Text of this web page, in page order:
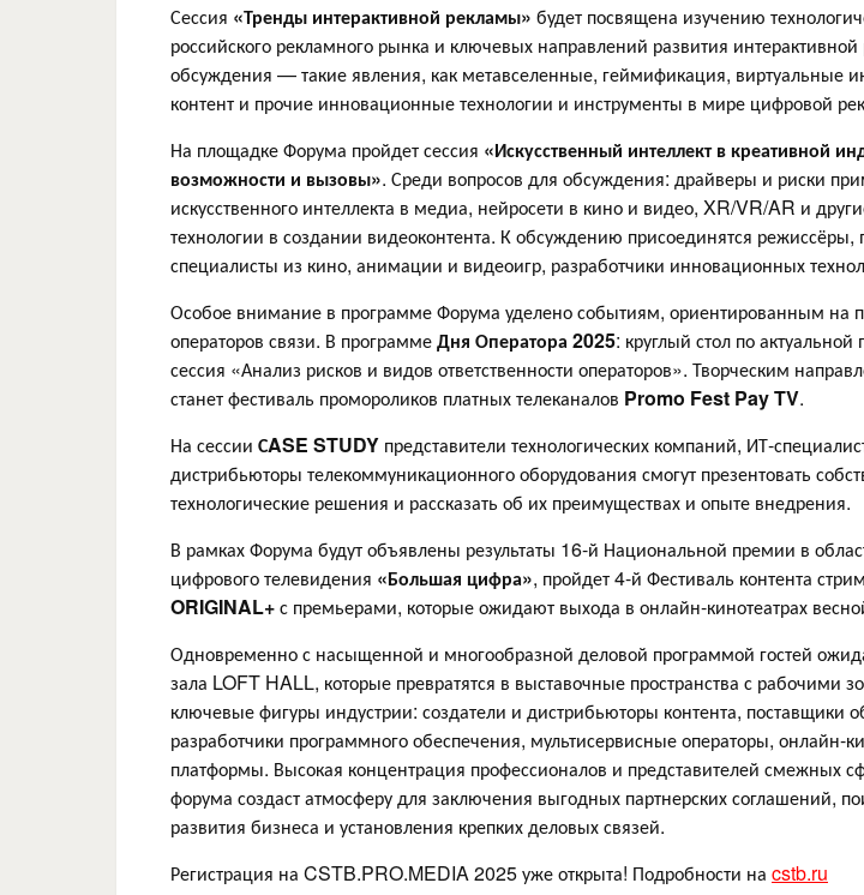
Сессия «Тренды интерактивной рекламы» будет посвящена изучению
российского рекламного рынка и ключевых направлений развития
обсуждения — такие явления, как метавселенные, геймификация, виртуальные
контент и прочие инновационные технологии и инструменты в мире цифровой
На площадке Форума пройдет сессия «Искусственный интеллект в креативной
возможности и вызовы». Среди вопросов для обсуждения: драйверы и риски
искусственного интеллекта в медиа, нейросети в кино и видео, XR/VR/AR и
технологии в создании видеоконтента. К обсуждению присоединятся
специалисты из кино, анимации и видеоигр, разработчики инновационных
Особое внимание в программе Форума уделено событиям, ориентированным на
операторов связи. В программеДня Оператора 2025: круглый стол по актуальной
сессия «Анализ рисков и видов ответственности операторов». Творческим
станет фестиваль промороликов платных телеканалов Promo Fest Pay TV.
На сессии СASE STUDY представители технологических компаний, ИТ-
дистрибьюторы телекоммуникационного оборудования смогут презентовать
технологические решения и рассказать об их преимуществах и опыте внедрения.
В рамках Форума будут объявлены результаты 16-й Национальной премии в
цифрового телевидения «Большая цифра», пройдет 4-й Фестиваль контента
ORIGINAL+с премьерами, которые ожидают выхода в онлайн-кинотеатрах
Одновременно с насыщенной и многообразной деловой программой гостей
зала LOFT HALL, которые превратятся в выставочные пространства с рабочими
ключевые фигуры индустрии: создатели и дистрибьюторы контента, поставщики
разработчики программного обеспечения, мультисервисные операторы, онлайн-
платформы. Высокая концентрация профессионалов и представителей смежных
форума создаст атмосферу для заключения выгодных партнерских соглашений,
развития бизнеса и установления крепких деловых связей.
Регистрация на CSTB.PRO.MEDIA 2025 уже открыта! Подробности на cstb.ru